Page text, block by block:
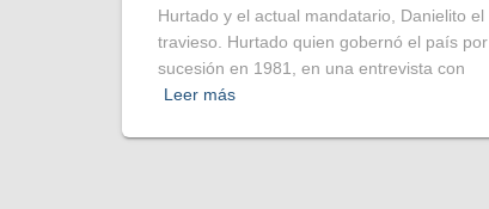
Hurtado y el actual mandatario, Danielito el
travieso. Hurtado quien gobernó el país por
sucesión en 1981, en una entrevista con
Leer más